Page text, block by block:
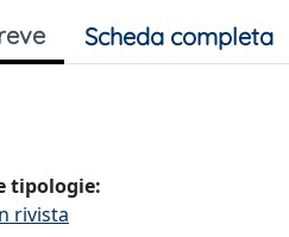
Scheda completa
tipologie:
rivista